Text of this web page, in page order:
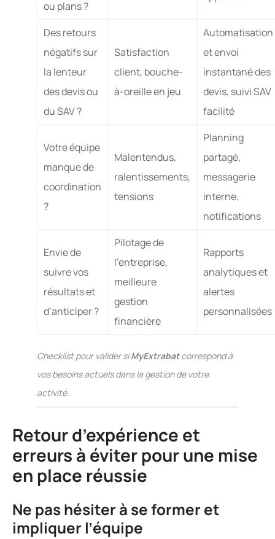
ou plans ?
Des retours
négatifs sur
la lenteur
des devis ou
du SAV ?
Satisfaction
client, bouche-
à-oreille en jeu
Automatisation
et envoi
instantané des
devis, suivi SAV
facilité
Votre équipe
manque de
coordination
?
Malentendus,
ralentissements,
tensions
Planning
partagé,
messagerie
interne,
notifications
Envie de
suivre vos
résultats et
d’anticiper ?
Pilotage de
l’entreprise,
meilleure
gestion
financière
Rapports
analytiques et
alertes
personnalisées
Checklist pour valider siMyExtrabatcorrespond à
vos besoins actuels dans la gestion de votre
activité.
Retour d’expérience et
erreurs à éviter pour une mise
en place réussie
Ne pas hésiter à se former et
impliquer l’équipe